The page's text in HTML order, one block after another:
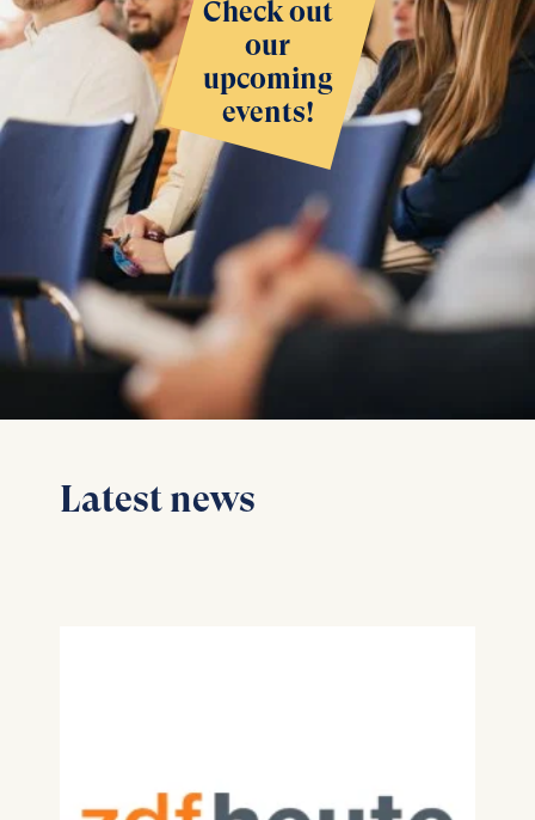
Check out
our
upcoming
events!
Latest news